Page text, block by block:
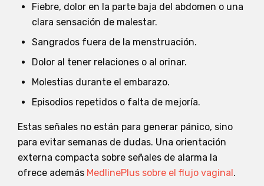
Fiebre, dolor en la parte baja del abdomen o una
clara sensación de malestar.
Sangrados fuera de la menstruación.
Dolor al tener relaciones o al orinar.
Molestias durante el embarazo.
Episodios repetidos o falta de mejoría.
Estas señales no están para generar pánico, sino
para evitar semanas de dudas. Una orientación
externa compacta sobre señales de alarma la
ofrece además MedlinePlus sobre el flujo vaginal.